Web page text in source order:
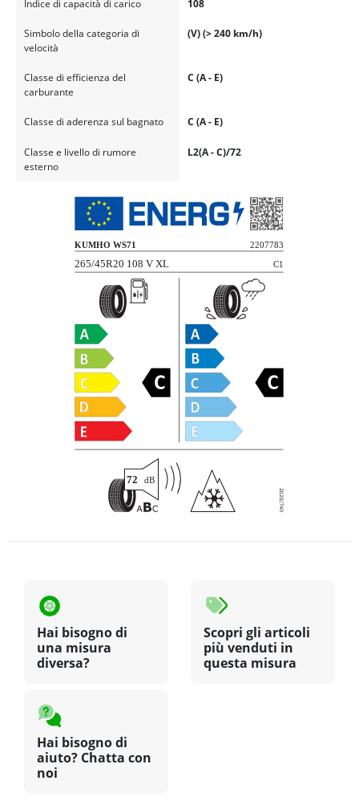
Indice di capacità di carico 108
Simbolo della categoria di
velocità
(V) (> 240 km/h)
Classe di efficienza del
carburante
C (A - E)
Classe di aderenza sul bagnato C (A - E)
Classe e livello di rumore
esterno
L2(A - C)/72
Hai bisogno di
una misura
diversa?
Scopri gli articoli
più venduti in
questa misura
Hai bisogno di
aiuto? Chatta con
noi